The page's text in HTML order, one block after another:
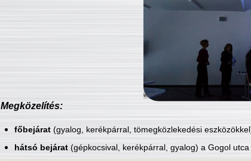
Megközelítés:
főbejárat(gyalog, kerékpárral, tömegközlekedési
hátsó bejárat(gépkocsival, kerékpárral, gyalog) a Gogol utca